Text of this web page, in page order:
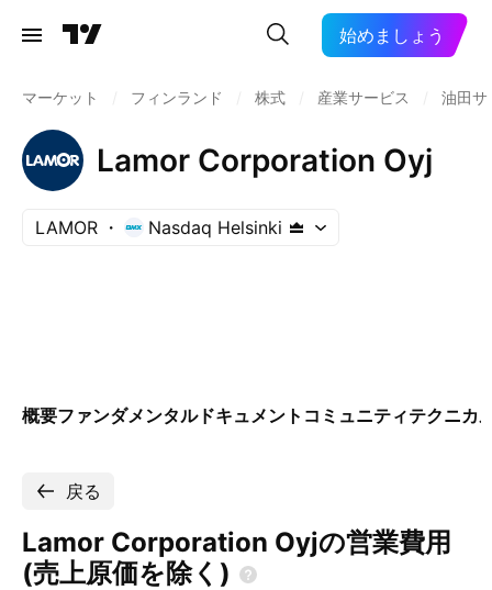
始めましょう
マーケット フィンランド 株式 産業サービス 油田サ
Lamor Corporation Oyj
LAMOR Nasdaq Helsinki
概要ファンダメンタルドキュメント コミュニティテクニカ
戻る
Lamor Corporation Oyjの営業費用
(売上原価を除く)